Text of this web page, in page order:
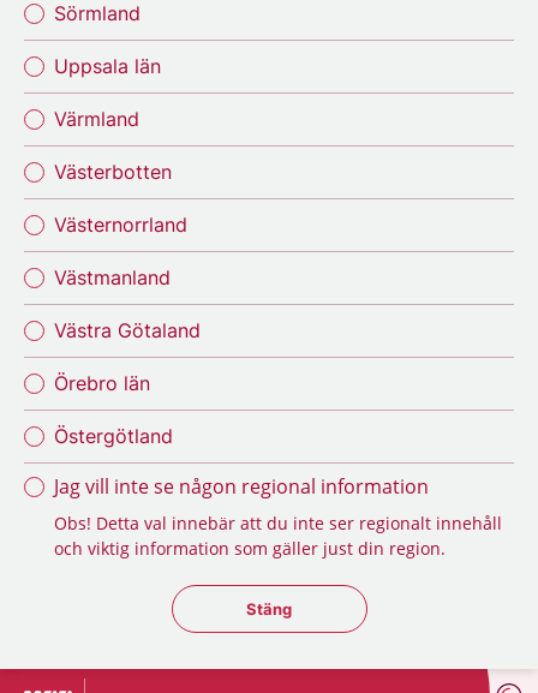
Sörmland
Uppsala län
Värmland
Västerbotten
Västernorrland
Västmanland
Västra Götaland
Örebro län
Östergötland
Jag vill inte se någon regional information
Obs! Detta val innebär att du inte ser regionalt innehåll
och viktig information som gäller just din region.
Stäng regionsväljaren
Stäng